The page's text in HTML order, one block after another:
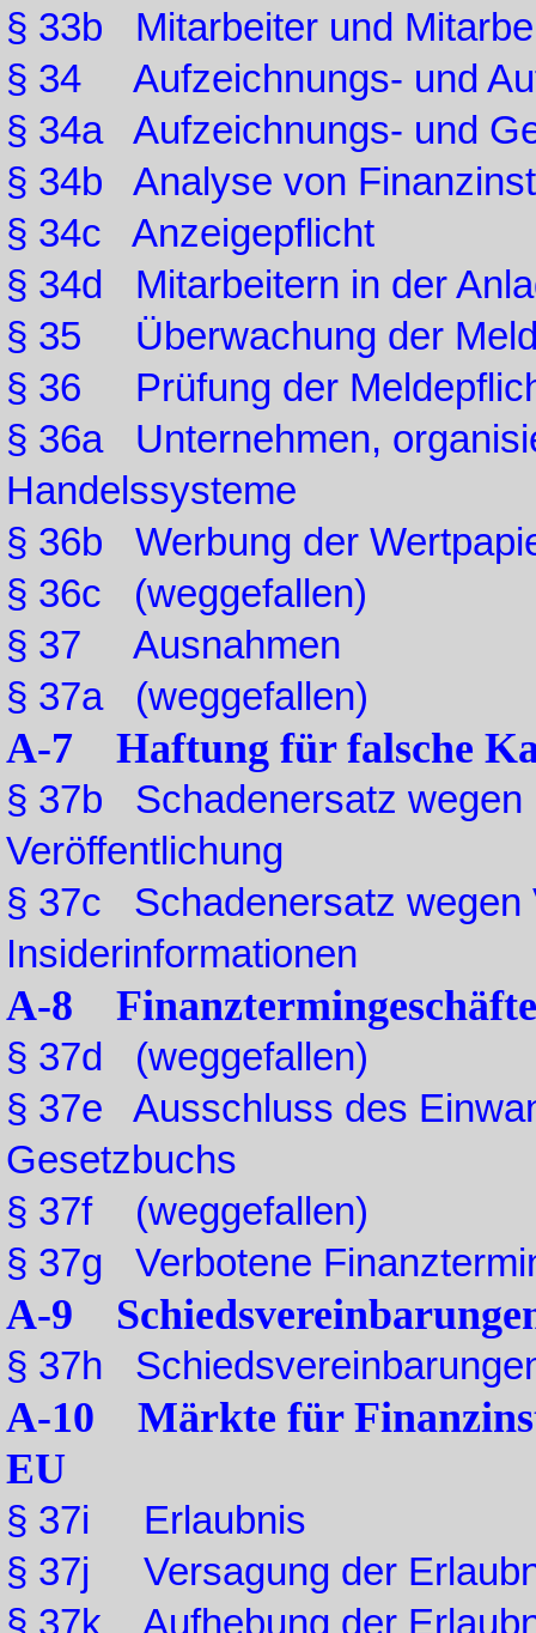
§ 33b Mitarbeiter und
§ 34 Aufzeichnungs- und
§ 34a Aufzeichnungs- und
§ 34b Analyse von
§ 34c Anzeigepflicht
§ 34d Mitarbeitern in der
§ 35 Überwachung der
§ 36 Prüfung der
§ 36a Unternehmen,
Handelssysteme
§ 36b Werbung der
§ 36c (weggefallen)
§ 37 Ausnahmen
§ 37a (weggefallen)
A-7 Haftung für falsche
§ 37b Schadenersatz wegen
Veröffentlichung
§ 37c Schadenersatz wegen
Insiderinformationen
A-8 Finanztermingeschäfte
§ 37d (weggefallen)
§ 37e Ausschluss des
Gesetzbuchs
§ 37f (weggefallen)
§ 37g Verbotene
A-9
§ 37h
A-10 Märkte für
EU
§ 37i Erlaubnis
§ 37j Versagung der
§ 37k Aufhebung der